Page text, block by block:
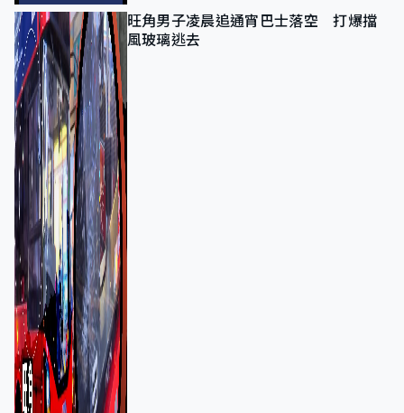
旺角男子凌晨追通宵巴士落空 打爆擋
風玻璃逃去